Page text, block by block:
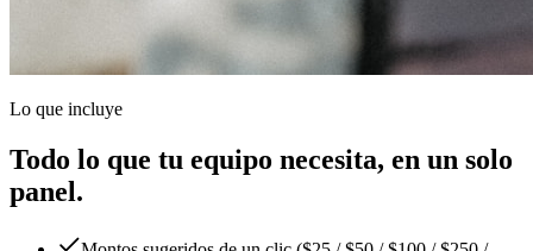
Lo que incluye
Todo lo que tu equipo necesita, en un solo
panel.